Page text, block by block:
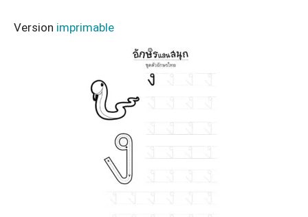
Version imprimable